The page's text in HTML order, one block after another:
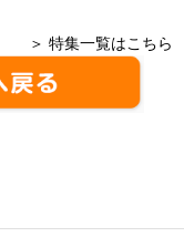
＞ 特集一覧はこちら